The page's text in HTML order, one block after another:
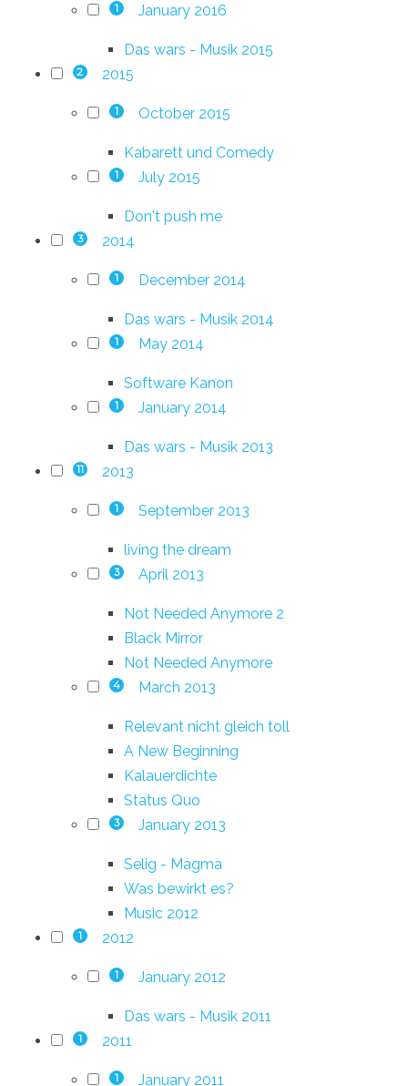
1 January 2016
Das wars - Musik 2015
2 2015
1 October 2015
Kabarett und Comedy
1 July 2015
Don't push me
3 2014
1 December 2014
Das wars - Musik 2014
1 May 2014
Software Kanon
1 January 2014
Das wars - Musik 2013
11 2013
1 September 2013
living the dream
3 April 2013
Not Needed Anymore 2
Black Mirror
Not Needed Anymore
4 March 2013
Relevant nicht gleich toll
A New Beginning
Kalauerdichte
Status Quo
3 January 2013
Selig - Magma
Was bewirkt es?
Music 2012
1 2012
1 January 2012
Das wars - Musik 2011
1 2011
1 January 2011